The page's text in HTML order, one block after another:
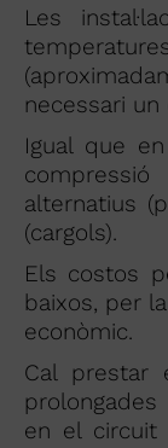
Les
necessari
Igual que
alternatius
(cargols).
Els costos
baixos, per
econòmic.
Cal prestar
en el circuit